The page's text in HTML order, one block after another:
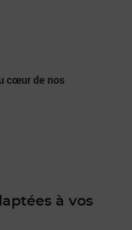
cœur de nos
à vos